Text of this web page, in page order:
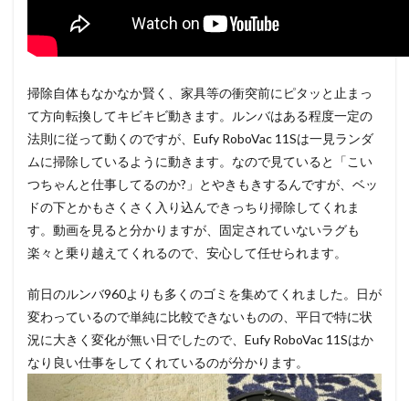
掃除自体もなかなか賢く、家具等の衝突前にピタッと止まっ
て方向転換してキビキビ動きます。ルンバはある程度一定の
法則に従って動くのですが、Eufy RoboVac 11Sは一見ランダ
ムに掃除しているように動きます。なので見ていると「こい
つちゃんと仕事してるのか?」とやきもきするんですが、ベッ
ドの下とかもさくさく入り込んできっちり掃除してくれま
す。動画を見ると分かりますが、固定されていないラグも
楽々と乗り越えてくれるので、安心して任せられます。
前日のルンバ960よりも多くのゴミを集めてくれました。日が
変わっているので単純に比較できないものの、平日で特に状
況に大きく変化が無い日でしたので、Eufy RoboVac 11Sはか
なり良い仕事をしてくれているのが分かります。